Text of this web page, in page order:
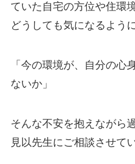
ていた自宅の方位や住環
どうしても気になるよう
「今の環境が、自分の心
ないか」
そんな不安を抱えながら
見以先生にご相談させて